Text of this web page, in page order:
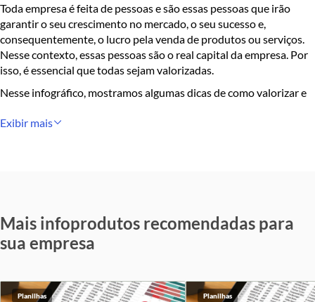
Toda empresa é feita de pessoas e são essas pessoas que irão
garantir o seu crescimento no mercado, o seu sucesso e,
consequentemente, o lucro pela venda de produtos ou serviços.
Nesse contexto, essas pessoas são o real capital da empresa. Por
isso, é essencial que todas sejam valorizadas.
Nesse infográfico, mostramos algumas dicas de como valorizar e
Exibir mais
Mais infoprodutos recomendadas para
sua empresa
Planilhas Planilhas